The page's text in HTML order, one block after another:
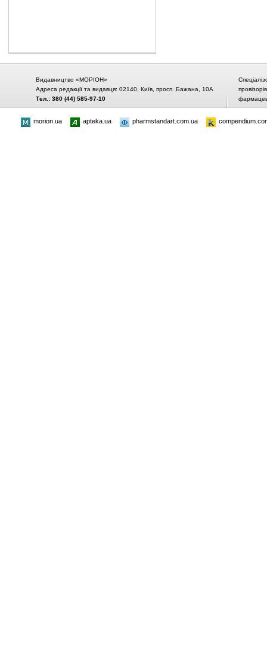
Видавництво «МОРІОН»
Адреса редакції та видавця: 02140, Київ, просп. Бажана, 10А
Тел.: 380 (44) 585-97-10
morion.ua apteka.ua pharmstandart.com.ua